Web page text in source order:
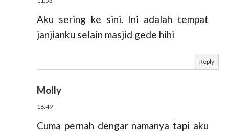
Aku sering ke sini. Ini adalah tempat
janjianku selain masjid gede hihi
Reply
Molly
16:49
Cuma pernah dengar namanya tapi aku